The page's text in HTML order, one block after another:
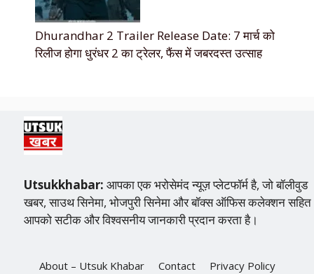
Dhurandhar 2 Trailer Release Date: 7 मार्च को
रिलीज होगा धुरंधर 2 का ट्रेलर, फैंस में जबरदस्त उत्साह
Utsukkhabar: आपका एक भरोसेमंद न्यूज़ प्लेटफॉर्म है, जो बॉलीवुड
खबर, साउथ सिनेमा, भोजपुरी सिनेमा और बॉक्स ऑफिस कलेक्शन सहित
आपको सटीक और विश्वसनीय जानकारी प्रदान करता है।
About – Utsuk Khabar Contact Privacy Policy